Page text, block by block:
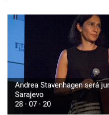
Andrea Stavenhagen será
Sarajevo
28 · 07 · 20